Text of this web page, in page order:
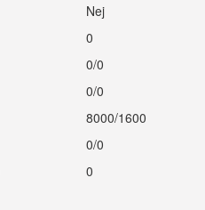
Nej
0
0/0
0/0
8000/1600
0/0
0